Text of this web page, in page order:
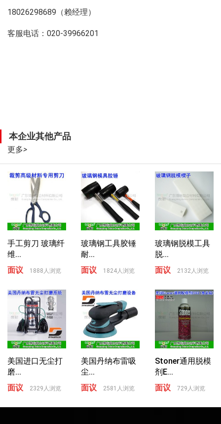
18026298689（赖经理）
客服电话：020-39966201
本企业其他产品
更多>
手工剪刀 玻璃纤
维...
面议
1888人浏览
玻璃钢工具胶锤
耐...
面议
1824人浏览
玻璃钢脱模工具
脱...
面议
2132人浏览
美国进口无尘打
磨...
面议
2329人浏览
美国丹纳布雷吸
尘...
面议
2581人浏览
Stoner通用脱模
剂E...
面议
729人浏览